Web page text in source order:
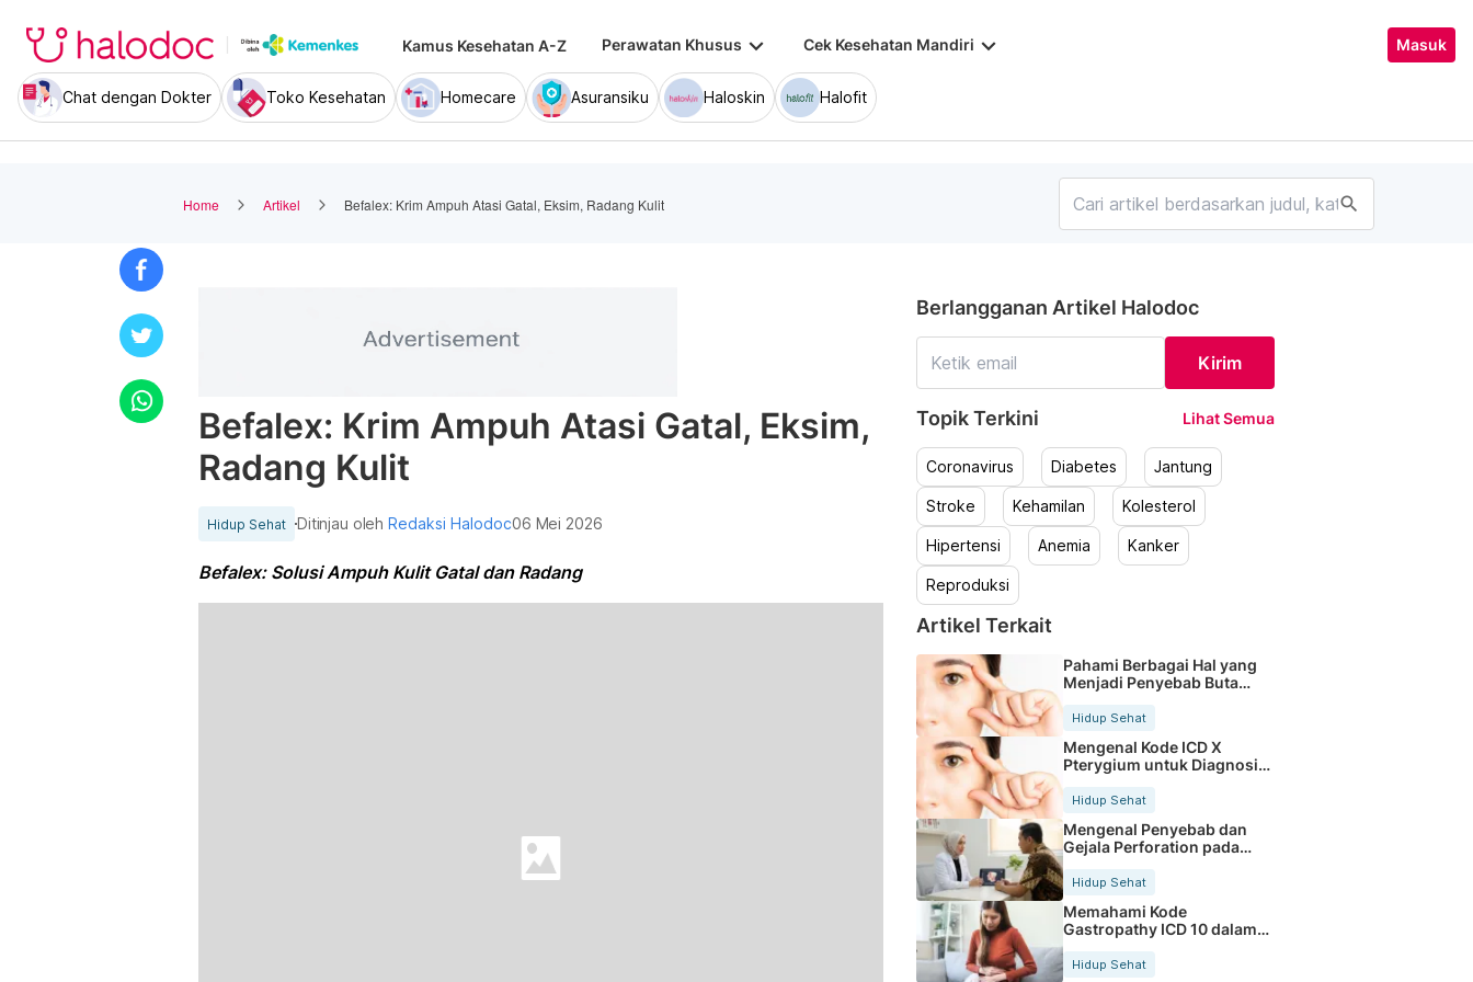
Kamus Kesehatan A-Z Perawatan Khusus keyboard_arrow_down Cek Kesehatan Mandiri keyboard_arrow_down Masuk
Chat dengan Dokter Toko Kesehatan Homecare Asuransiku Haloskin Halofit
Home Artikel Befalex: Krim Ampuh Atasi Gatal, Eksim, Radang Kulit search
Befalex: Krim Ampuh Atasi Gatal, Eksim,
Radang Kulit
Hidup Sehat Ditinjau olehRedaksi Halodoc06 Mei 2026
Befalex: Solusi Ampuh Kulit Gatal dan Radang
Berlangganan Artikel Halodoc
Kirim
Topik Terkini Lihat Semua
Coronavirus Diabetes Jantung
Stroke Kehamilan Kolesterol
Hipertensi Anemia Kanker
Reproduksi
Artikel Terkait
Pahami Berbagai Hal yang
Menjadi Penyebab Buta
Hidup Sehat
Mengenal Kode ICD X
Pterygium untuk Diagnosis
Hidup Sehat
Mengenal Penyebab dan
Gejala Perforation pada
Tubuh
Hidup Sehat
Memahami Kode
Gastropathy ICD 10 dalam
Rekam Medis Pasien
Hidup Sehat